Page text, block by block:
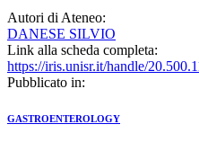
Autori di Ateneo:
DANESE SILVIO
Link alla scheda completa:
https://iris.unisr.it/handle/
Pubblicato in:
GASTROENTEROLOGY